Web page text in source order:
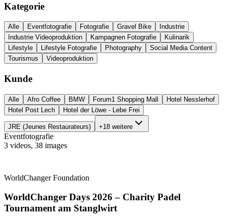
Kategorie
Alle Eventfotografie Fotografie Gravel Bike
Industrie
Industrie Videoproduktion
Kampagnen Fotografie
Kulinarik
Lifestyle
Lifestyle Fotografie Photography
Social Media Content
Tourismus
Videoproduktion
Kunde
Alle Afro Coffee BMW Forum1 Shopping Mall
Hotel Nesslerhof
Hotel Post Lech
Hotel der Löwe - Lebe Frei
JRE (Jeunes Restaurateurs) +18 weitere
Eventfotografie
3 videos, 38 images
WorldChanger Foundation
WorldChanger Days 2026 – Charity Padel
Tournament am Stanglwirt